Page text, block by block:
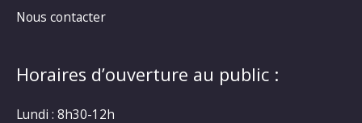
Nous contacter
Horaires d’ouverture au public :
Lundi : 8h30-12h